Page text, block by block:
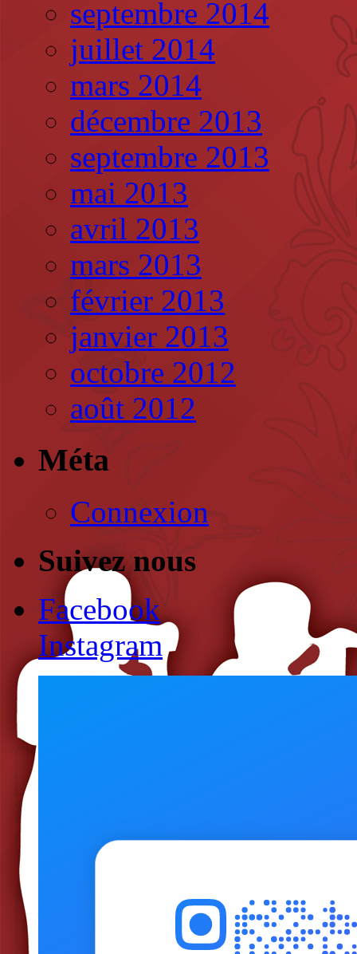
septembre 2014
juillet 2014
mars 2014
décembre 2013
septembre 2013
mai 2013
avril 2013
mars 2013
février 2013
janvier 2013
octobre 2012
août 2012
Méta
Connexion
Suivez nous
Facebook
Instagram